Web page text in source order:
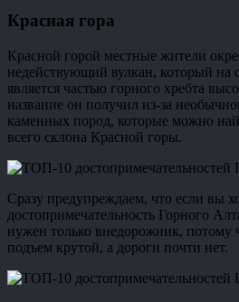
Красная гора
Красной горой местные жители
недействующий вулкан, который на
является частью горного хребта
название он получил из-за
каменных пород, которые можно
всего склона Красной горы.
Сразу предупреждаем, что если вы
достопримечательность Горного
нужен только внедорожник, потому
подъем крутой, а дороги почти нет.